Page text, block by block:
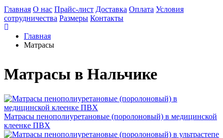
Главная О нас Прайс-лист Доставка Оплата Условия
сотрудничества Размеры Контакты
Главная
Матрасы
Матрасы в Нальчике
Матрасы пенополиуретановые (поролоновый) в медицинской
клеенке ПВХ